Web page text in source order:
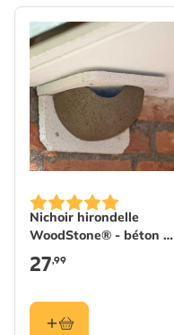
Nichoir hirondelle
WoodStone® - béton de
bois - entrée gauche
27,99